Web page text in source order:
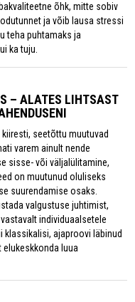
õhk, mitte sobiv
ja võib lausa stressi
teha puhtamaks ja
ka tuju.
– ALATES LIHTSAST
seetõttu muutuvad
varem ainult nende
sisse- või väljalülitamine,
on muutunud oluliseks
suurendamise osaks.
valgustuse juhtimist,
individuaalsetele
klassikalisi, ajaproovi läbinud
luua